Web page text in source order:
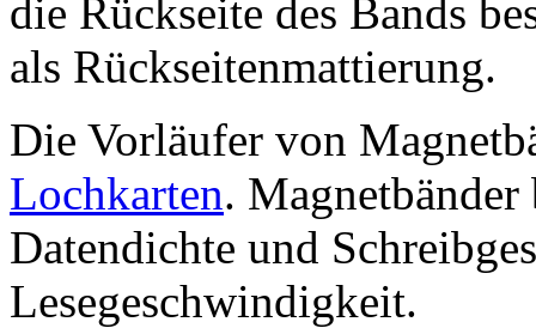
die Rückseite des Bands
als Rückseitenmattierung.
Die Vorläufer von
Lochkarten.
Datendichte und
Lesegeschwindigkeit.